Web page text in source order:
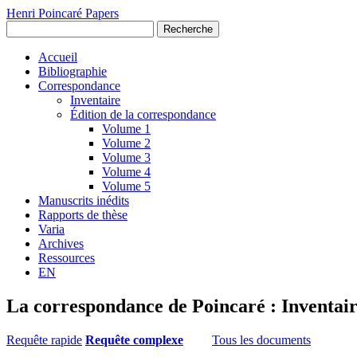
Henri Poincaré Papers
Recherche
Accueil
Bibliographie
Correspondance
Inventaire
Édition de la correspondance
Volume 1
Volume 2
Volume 3
Volume 4
Volume 5
Manuscrits inédits
Rapports de thèse
Varia
Archives
Ressources
EN
La correspondance de Poincaré :
Requête rapide Requête complexe Tous les documents